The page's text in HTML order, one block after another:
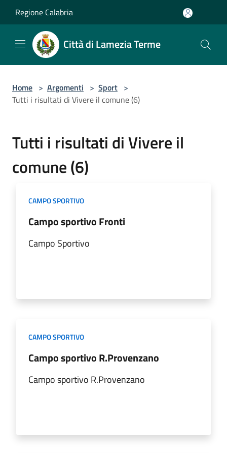
Regione Calabria
Città di Lamezia Terme
Home > Argomenti > Sport >
Tutti i risultati di Vivere il comune (6)
Tutti i risultati di Vivere il
comune (6)
CAMPO SPORTIVO
Campo sportivo Fronti
Campo Sportivo
CAMPO SPORTIVO
Campo sportivo R.Provenzano
Campo sportivo R.Provenzano